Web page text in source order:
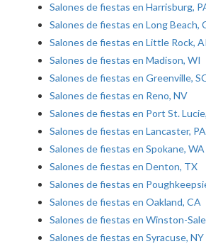
Salones de fiestas en Harrisburg,
Salones de fiestas en Long Beach,
Salones de fiestas en Little Rock,
Salones de fiestas en Madison, WI
Salones de fiestas en Greenville,
Salones de fiestas en Reno, NV
Salones de fiestas en Port St. Lucie,
Salones de fiestas en Lancaster, PA
Salones de fiestas en Spokane, WA
Salones de fiestas en Denton, TX
Salones de fiestas en
Salones de fiestas en Oakland, CA
Salones de fiestas en Winston-
Salones de fiestas en Syracuse, NY